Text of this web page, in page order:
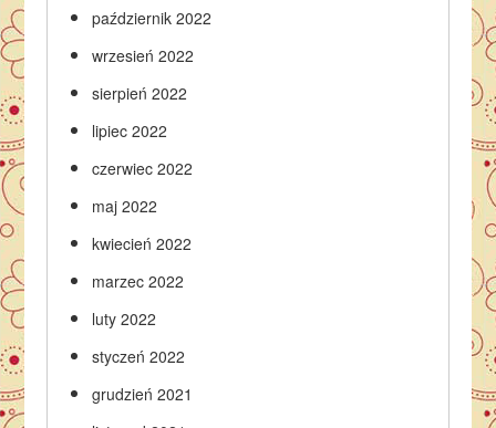
październik 2022
wrzesień 2022
sierpień 2022
lipiec 2022
czerwiec 2022
maj 2022
kwiecień 2022
marzec 2022
luty 2022
styczeń 2022
grudzień 2021